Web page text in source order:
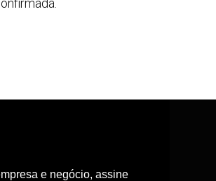
e negócio, assine